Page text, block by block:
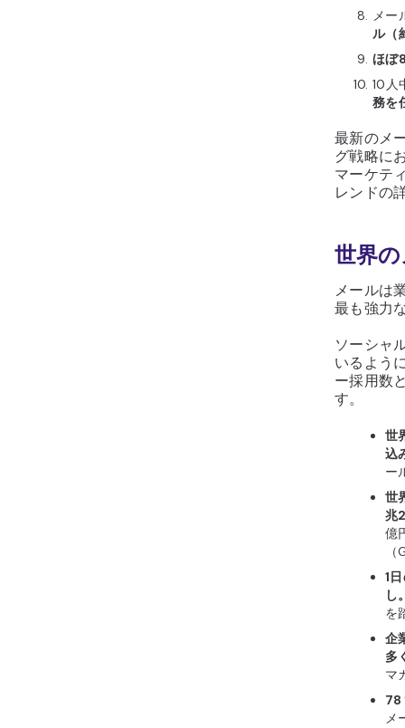
メー
ル（
ほぼ
10人
務を
最新のメ
グ戦略に
マーケテ
レンドの
世界
メールは
最も強力
ソーシャ
いるよう
ー採用数
す。
世
込
ー
世
兆
億
1
し
を
企
多
マ
78
メ